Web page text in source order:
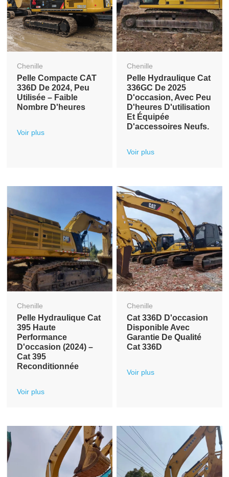
Chenille
Pelle Compacte CAT
336D De 2024, Peu
Utilisée – Faible
Nombre D'heures
Voir plus
Chenille
Pelle Hydraulique Cat
336GC De 2025
D'occasion, Avec Peu
D'heures D'utilisation
Et Équipée
D'accessoires Neufs.
Voir plus
Chenille
Pelle Hydraulique Cat
395 Haute
Performance
D'occasion (2024) –
Cat 395
Reconditionnée
Voir plus
Chenille
Cat 336D D'occasion
Disponible Avec
Garantie De Qualité
Cat 336D
Voir plus